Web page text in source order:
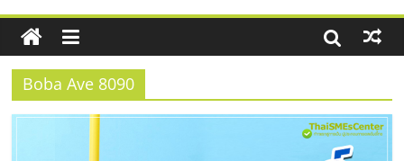
ธุรกิจ
SME
Boba Ave 8090